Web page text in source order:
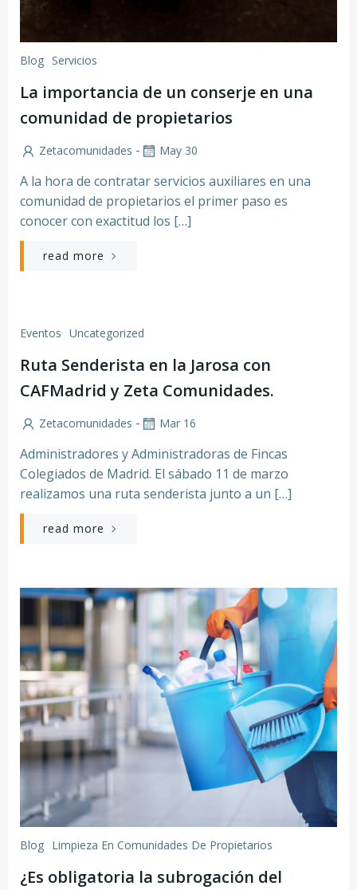
Blog Servicios
La importancia de un conserje en una
comunidad de propietarios
Zetacomunidades - May 30
A la hora de contratar servicios auxiliares en una
comunidad de propietarios el primer paso es
conocer con exactitud los […]
read more
Eventos Uncategorized
Ruta Senderista en la Jarosa con
CAFMadrid y Zeta Comunidades.
Zetacomunidades - Mar 16
Administradores y Administradoras de Fincas
Colegiados de Madrid. El sábado 11 de marzo
realizamos una ruta senderista junto a un […]
read more
Blog Limpieza En Comunidades De Propietarios
¿Es obligatoria la subrogación del